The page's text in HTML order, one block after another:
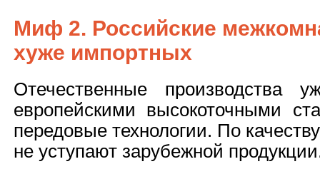
Миф 2. Российские
хуже импортных
Отечественные производства
европейскими высокоточными
передовые технологии. По
не уступают зарубежной